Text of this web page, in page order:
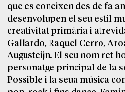
que es coneixen des de fa
desenvolupen el seu estil
creativitat primària i
Gallardo, Raquel Cerro,
Augusteijn. El seu nom ret
personatge principal de la
Possible i la seua música